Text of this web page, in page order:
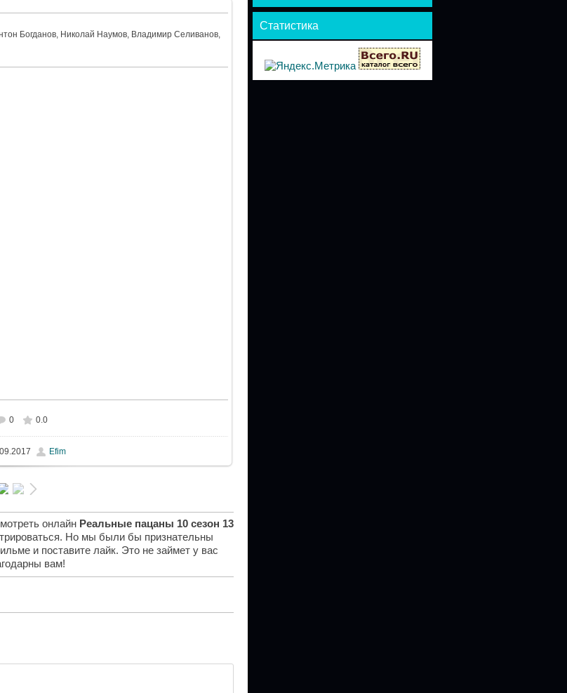
Богданов, Николай Наумов, Владимир Селиванов,
0 0.0
Efim
онлайн Реальные пацаны 10 сезон 13
Но мы были бы признательны
и поставите лайк. Это не займет у вас
вам!
Статистика